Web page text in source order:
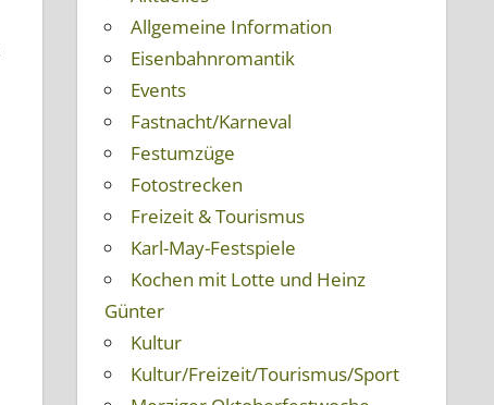
Allgemeine Information
Eisenbahnromantik
Events
Fastnacht/Karneval
Festumzüge
Fotostrecken
Freizeit & Tourismus
Karl-May-Festspiele
Kochen mit Lotte und Heinz
Günter
Kultur
Kultur/Freizeit/Tourismus/Sport